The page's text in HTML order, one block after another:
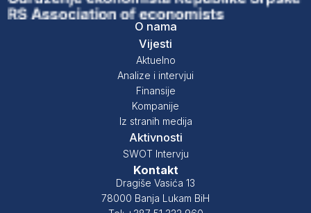
O nama
Vijesti
Aktuelno
Analize i intervjui
Finansije
Kompanije
Iz stranih medija
Aktivnosti
SWOT Intervju
Kontakt
Dragiše Vasića 13
78000 Banja Lukam BiH